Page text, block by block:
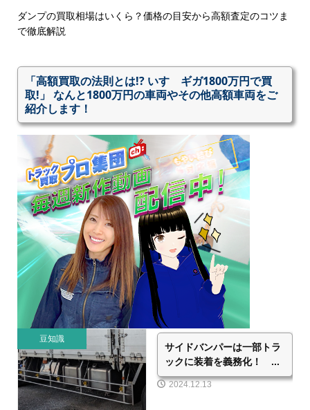
豆知識
サイドバンパーは一部トラ
ックに装着を義務化！ ...
2024.12.13
ダンプの買取相場はいくら？価格の目安から高額査定のコツま
で徹底解説
「高額買取の法則とは!? いすゞギガ1800万円で買
取!」 なんと1800万円の車両やその他高額車両をご
紹介します！